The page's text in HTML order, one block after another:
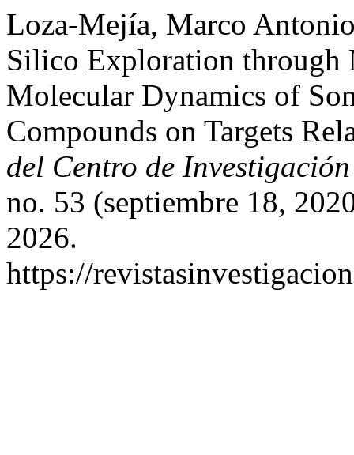
Loza-Mejía, Marco
Silico Exploration through
Molecular Dynamics of
Compounds on Targets
del Centro de
no. 53 (septiembre 18,
2026.
https://